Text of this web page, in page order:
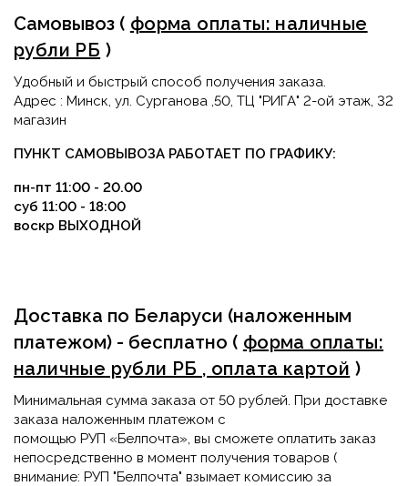
Самовывоз ( форма оплаты: наличные
рубли РБ )
Удобный и быстрый способ получения заказа.
Адрес : Минск, ул. Сурганова ,50, ТЦ "РИГА" 2-ой этаж, 32
магазин
ПУНКТ САМОВЫВОЗА РАБОТАЕТ ПО ГРАФИКУ:
пн-пт 11:00 - 20.00
суб 11:00 - 18:00
воскр ВЫХОДНОЙ
Доставка по Беларуси (наложенным
платежом) - бесплатно ( форма оплаты:
наличные рубли РБ , оплата картой )
Минимальная сумма заказа от 50 рублей. При доставке
заказа наложенным платежом с
помощью РУП «Белпочта», вы сможете оплатить заказ
непосредственно в момент получения товаров (
внимание: РУП "Белпочта" взымает комиссию за